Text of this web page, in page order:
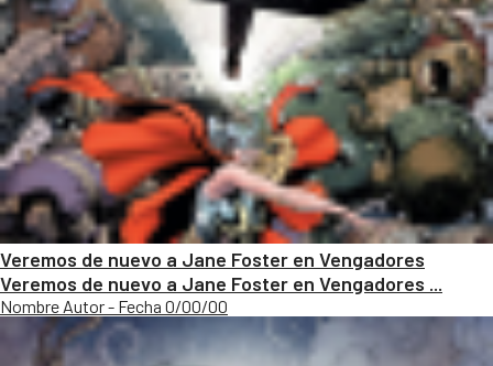
Veremos de nuevo a Jane Foster en Vengadores
Veremos de nuevo a Jane Foster en Vengadores ...
Nombre Autor - Fecha 0/00/00